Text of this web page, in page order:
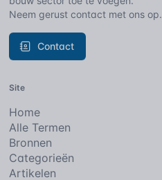
Neem gerust contact met ons op.
Contact
Site
Home
Alle Termen
Bronnen
Categorieën
Artikelen